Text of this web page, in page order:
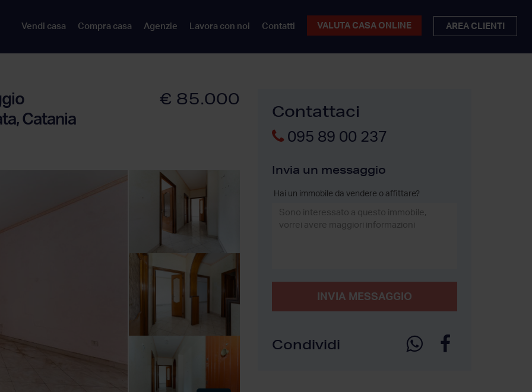
Vendi casa Compra casa Agenzie Lavora con noi Contatti VALUTA CASA ONLINE AREA CLIENTI
Catania
€ 85.000
Contattaci
095 89 00 237
Invia un messaggio
Hai un immobile da vendere o affittare?
INVIA MESSAGGIO
Condividi